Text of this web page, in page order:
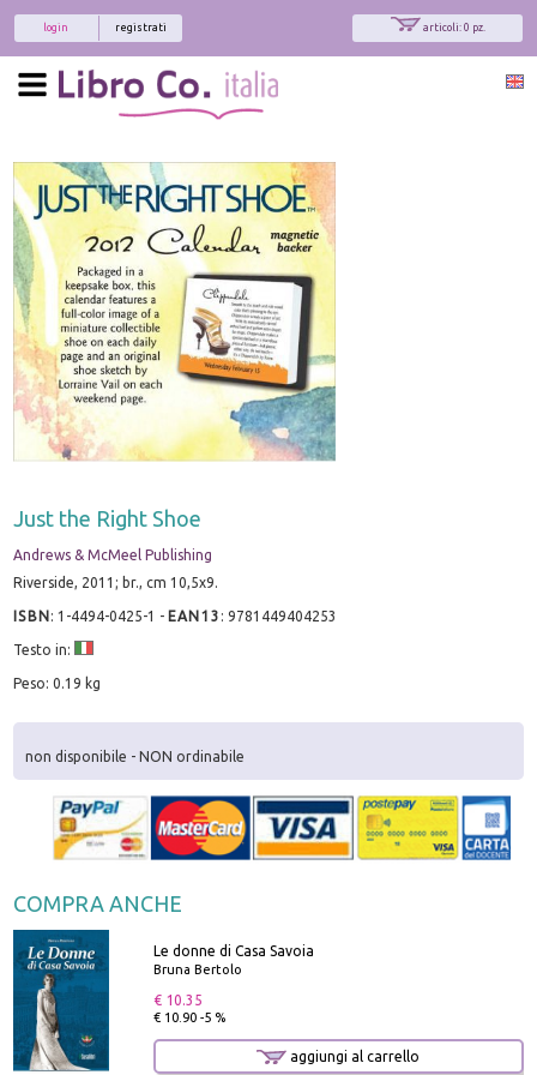
articoli: 0 pz.
registrati
login
Just the Right Shoe
Andrews & McMeel Publishing
Riverside, 2011; br., cm 10,5x9.
ISBN:1-4494-0425-1 - EAN13 :9781449404253
Testo in:
Peso: 0.19 kg
non disponibile - NON ordinabile
COMPRA ANCHE
Le donne di Casa Savoia
Bruna Bertolo
€ 10.35
€ 10.90 -5 %
aggiungi al carrello